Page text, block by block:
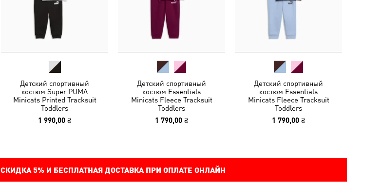
Детский спортивный
костюм Super PUMA
Minicats Printed Tracksuit
Toddlers
1 990,00 ₴
Детский спортивный
костюм Essentials
Minicats Fleece Tracksuit
Toddlers
1 790,00 ₴
Детский спортивный
костюм Essentials
Minicats Fleece Tracksuit
Toddlers
1 790,00 ₴
СКИДКА 5% И БЕСПЛАТНАЯ ДОСТАВКА ПРИ ОПЛАТЕ ОНЛАЙН